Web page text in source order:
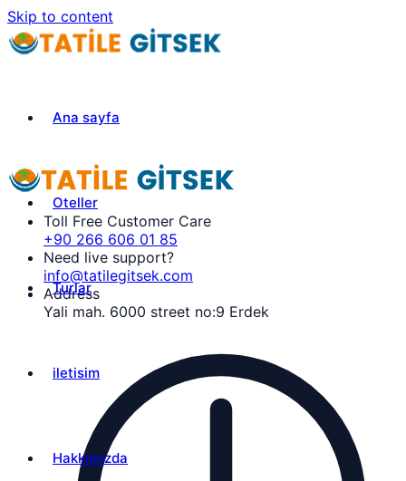
Skip to content
Ana sayfa
Oteller
Turlar
iletisim
Hakkımızda
Toll Free Customer Care
+90 266 606 01 85
Need live support?
info@tatilegitsek.com
Address
Yali mah. 6000 street no:9 Erdek